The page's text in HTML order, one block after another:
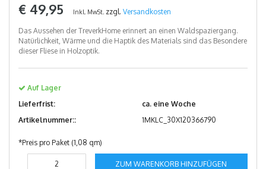
€ 49,95 Inkl. MwSt. zzgl. Versandkosten
Das Aussehen der TreverkHome erinnert an einen Waldspaziergang.
Natürlichkeit, Wärme und die Haptik des Materials sind das Besondere
dieser Fliese in Holzoptik.
Auf Lager
Lieferfrist:
ca. eine Woche
Artikelnummer::
1MKLC_30X120366790
*Preis pro Paket (1,08 qm)
ZUM WARENKORB HINZUFÜGEN